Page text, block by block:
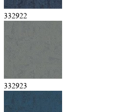
332922
332923